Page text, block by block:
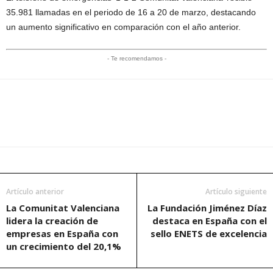
35.981 llamadas en el periodo de 16 a 20 de marzo, destacando
un aumento significativo en comparación con el año anterior.
- Te recomendamos -
Artículo anterior
La Comunitat Valenciana
lidera la creación de
empresas en España con
un crecimiento del 20,1%
Artículo siguiente
La Fundación Jiménez Díaz
destaca en España con el
sello ENETS de excelencia